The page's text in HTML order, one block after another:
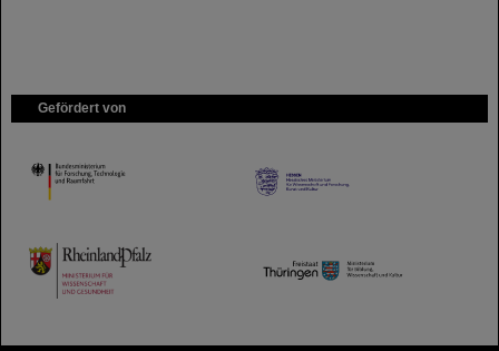
Gefördert von
HMWK
TMWWDG